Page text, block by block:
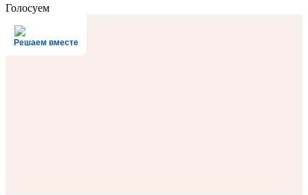
Голосуем
Решаем вместе